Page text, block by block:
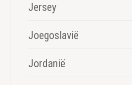
Jersey
Joegoslavië
Jordanië